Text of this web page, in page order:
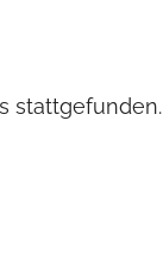
stattgefunden.